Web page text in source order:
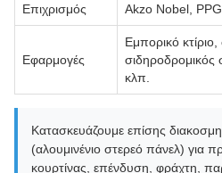
Επιχρισμός Akzo Nobel,
Εφαρμογές
Εμπορικό
σιδηροδρομικός
κλπ.
Κατασκευάζουμε επίσης
(αλουμινένιο στερεό πάνελ) για
κουρτίνας, επένδυση, φράχτη,